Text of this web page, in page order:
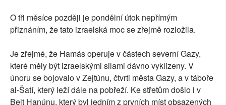
O tři měsíce později je pondělní útok nepřímým
přiznáním, že tato izraelská moc se zřejmě rozložila.
Je zřejmé, že Hamás operuje v částech severní Gazy,
které měly být izraelskými silami dávno vyklizeny. V
únoru se bojovalo v Zejtúnu, čtvrti města Gazy, a v táboře
al-Šatí, který leží dále na pobřeží. Ke střetům došlo i v
Bejt Hanúnu, který byl jedním z prvních míst obsazených